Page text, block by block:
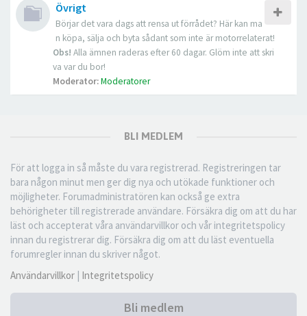
Övrigt
Börjar det vara dags att rensa ut förrådet? Här kan ma
n köpa, sälja och byta sådant som inte är motorrelaterat!
Obs! Alla ämnen raderas efter 60 dagar. Glöm inte att skri
va var du bor!
Moderator:Moderatorer
BLI MEDLEM
För att logga in så måste du vara registrerad. Registreringen tar
bara någon minut men ger dig nya och utökade funktioner och
möjligheter. Forumadministratören kan också ge extra
behörigheter till registrerade användare. Försäkra dig om att du har
läst och accepterat våra användarvillkor och vår integritetspolicy
innan du registrerar dig. Försäkra dig om att du läst eventuella
forumregler innan du skriver något.
Användarvillkor | Integritetspolicy
Bli medlem